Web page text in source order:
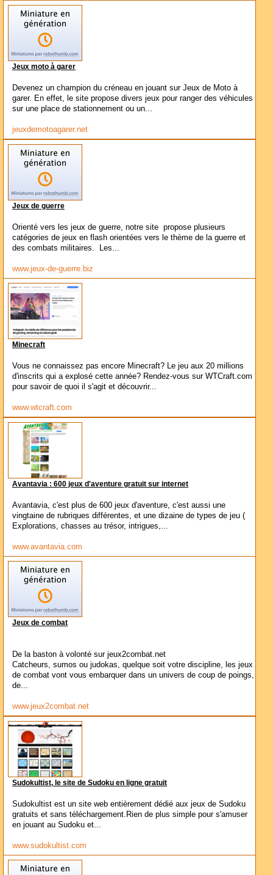
Jeux moto à garer
Devenez un champion du créneau en jouant sur Jeux de Moto à
garer. En effet, le site propose divers jeux pour ranger des véhicules
sur une place de stationnement ou un...
jeuxdemotoagarer.net
Jeux de guerre
Orienté vers les jeux de guerre, notre site propose plusieurs
catégories de jeux en flash orientées vers le thème de la guerre et
des combats militaires. Les...
www.jeux-de-guerre.biz
Minecraft
Vous ne connaissez pas encore Minecraft? Le jeu aux 20 millions
d'inscrits qui a explosé cette année? Rendez-vous sur WTCraft.com
pour savoir de quoi il s'agit et découvrir...
www.wtcraft.com
Avantavia : 600 jeux d'aventure gratuit sur internet
Avantavia, c'est plus de 600 jeux d'aventure, c'est aussi une
vingtaine de rubriques différentes, et une dizaine de types de jeu (
Explorations, chasses au trésor, intrigues,...
www.avantavia.com
Jeux de combat
De la baston à volonté sur jeux2combat.net
Catcheurs, sumos ou judokas, quelque soit votre discipline, les jeux
de combat vont vous embarquer dans un univers de coup de poings,
de...
www.jeux2combat.net
Sudokultist, le site de Sudoku en ligne gratuit
Sudokultist est un site web entièrement dédié aux jeux de Sudoku
gratuits et sans téléchargement.Rien de plus simple pour s'amuser
en jouant au Sudoku et...
www.sudokultist.com